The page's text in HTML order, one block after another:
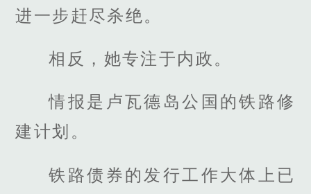
进一步赶尽杀绝。
相反，她专注于内政。
情报是卢瓦德岛公国的铁路修
建计划。
铁路债券的发行工作大体上已